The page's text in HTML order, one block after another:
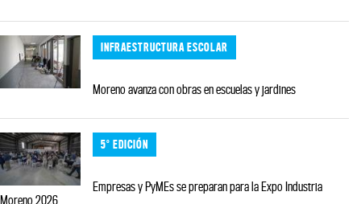
INFRAESTRUCTURA ESCOLAR
Moreno avanza con obras en escuelas y jardines
5° EDICIÓN
Empresas y PyMEs se preparan para la Expo Industria
Moreno 2026